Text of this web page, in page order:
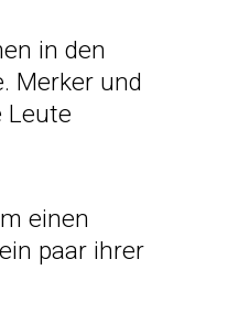
in den
Merker und
Leute
einen
paar ihrer